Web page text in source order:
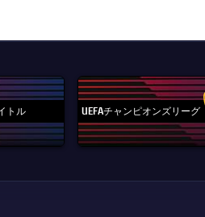
トル UEFAチャンピオンズリーグ